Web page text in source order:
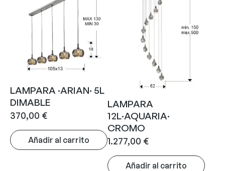
LAMPARA ·ARIAN· 5L
DIMABLE
370,00 €
Añadir al carrito
LAMPARA
12L·AQUARIA·
CROMO
1.277,00 €
Añadir al carrito